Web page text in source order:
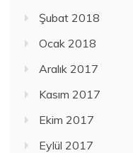
Şubat 2018
Ocak 2018
Aralık 2017
Kasım 2017
Ekim 2017
Eylül 2017